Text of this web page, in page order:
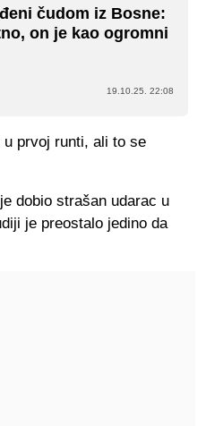
čudom iz Bosne:
on je kao ogromni
19.10.25. 22:08
prvoj runti, ali to se
dobio strašan udarac u
je preostalo jedino da